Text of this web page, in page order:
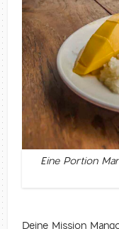
Eine Portion
Deine Mission